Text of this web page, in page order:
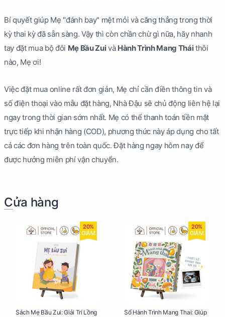
Bí quyết giúp Mẹ "đánh bay" mệt mỏi và căng thẳng trong thời
kỳ thai kỳ đã sẵn sàng. Vậy thì còn chần chừ gì nữa, hãy nhanh
tay đặt mua bộ đôi Mẹ Bầu Zuivà Hành Trình Mang Tháithôi
nào, Mẹ ơi!
Việc đặt mua online rất đơn giản, Mẹ chỉ cần điền thông tin và
số điện thoại vào mẫu đặt hàng, Nhà Đậu sẽ chủ động liên hệ lại
ngay trong thời gian sớm nhất. Mẹ có thể thanh toán tiền mặt
trực tiếp khi nhận hàng (COD), phương thức này áp dụng cho tất
cả các đơn hàng trên toàn quốc. Đặt hàng ngay hôm nay để
được hưởng miễn phí vận chuyển.
Cửa hàng
20%
GIẢM
Sách Mẹ Bầu Zui: Giải Trí Lồng
20%
GIẢM
Sổ Hành Trình Mang Thai: Giúp